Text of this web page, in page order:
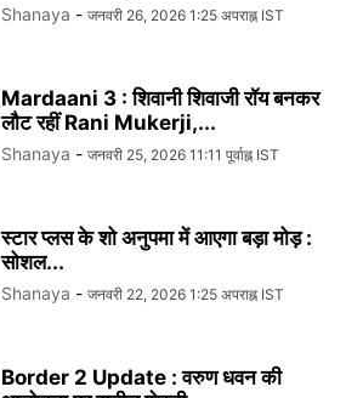
Shanaya - जनवरी 26, 2026 1:25 अपराह्न IST
Mardaani 3 : शिवानी शिवाजी रॉय बनकर
लौट रहीं Rani Mukerji,...
Shanaya - जनवरी 25, 2026 11:11 पूर्वाह्न IST
स्टार प्लस के शो अनुपमा में आएगा बड़ा मोड़ :
सोशल...
Shanaya - जनवरी 22, 2026 1:25 अपराह्न IST
Border 2 Update : वरुण धवन की